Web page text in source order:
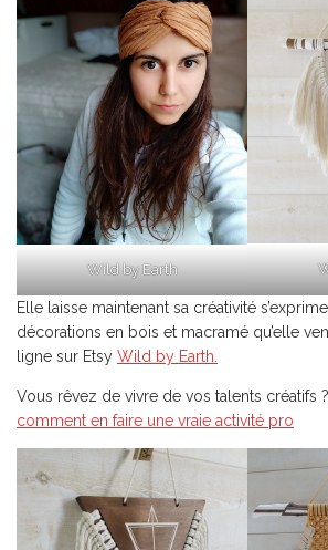
Wild by Earth
Elle laisse maintenant sa créativité
décorations en bois et macramé qu’elle
ligne sur Etsy Wild by Earth.
Vous rêvez de vivre de vos talents créatifs
comment en faire une vraie activité pro
Reçois
le guide complet
nomade